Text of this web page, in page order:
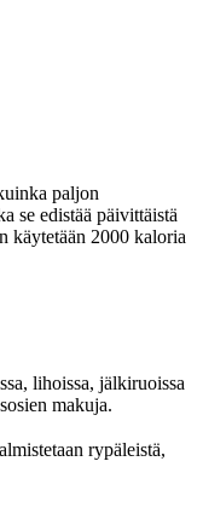
paljon
se edistää päivittäistä
käytetään 2000 kaloria
lihoissa, jälkiruoissa
makuja.
rypäleistä,